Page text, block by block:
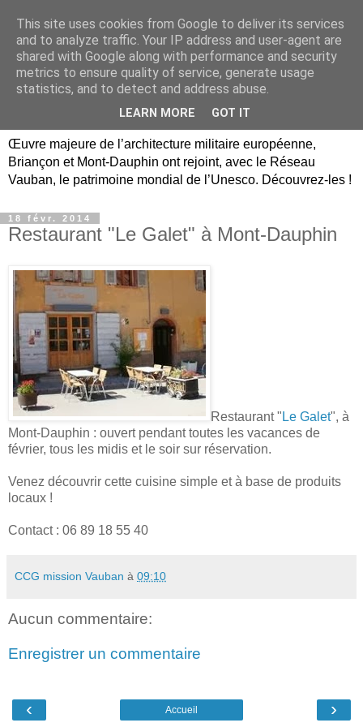
Briançon, Mont-Dauphin,
Vauban Unesco Hautes-
Œuvre majeure de l’architecture militaire européenne,
Briançon et Mont-Dauphin ont rejoint, avec le Réseau
Vauban, le patrimoine mondial de l’Unesco. Découvrez-les !
18 févr. 2014
Restaurant "Le Galet" à Mont-Dauphin
Restaurant " Le Galet", à
Mont-Dauphin : ouvert pendant toutes les vacances de
février, tous les midis et le soir sur réservation.
Venez découvrir cette cuisine simple et à base de produits
locaux !
Contact : 06 89 18 55 40
CCG mission Vauban à 09:10
Aucun commentaire:
Enregistrer un commentaire
‹ ›
Accueil
This site uses cookies from Google to deliver its services
and to analyze traffic. Your IP address and user-agent are
shared with Google along with performance and security
metrics to ensure quality of service, generate usage
statistics, and to detect and address abuse.
LEARN MORE GOT IT